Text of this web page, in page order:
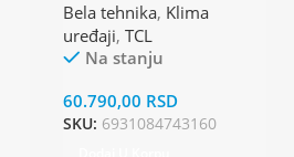
Bela tehnika, Klima
uređaji, TCL
Na stanju
60.790,00 RSD
SKU: 6931084743160